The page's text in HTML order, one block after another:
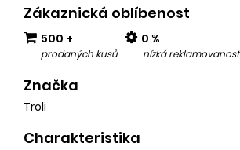
Zákaznická oblíbenost
500 +
prodaných kusů
0 %
nízká reklamovanost
Značka
Troli
Charakteristika